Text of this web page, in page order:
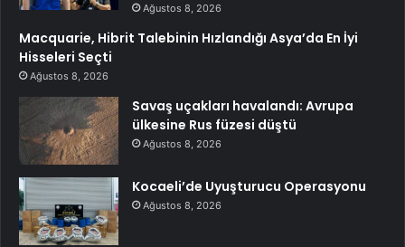
Ağustos 8, 2026
Macquarie, Hibrit Talebinin Hızlandığı Asya’da En İyi
Hisseleri Seçti
Ağustos 8, 2026
Savaş uçakları havalandı: Avrupa
ülkesine Rus füzesi düştü
Ağustos 8, 2026
Kocaeli’de Uyuşturucu Operasyonu
Ağustos 8, 2026